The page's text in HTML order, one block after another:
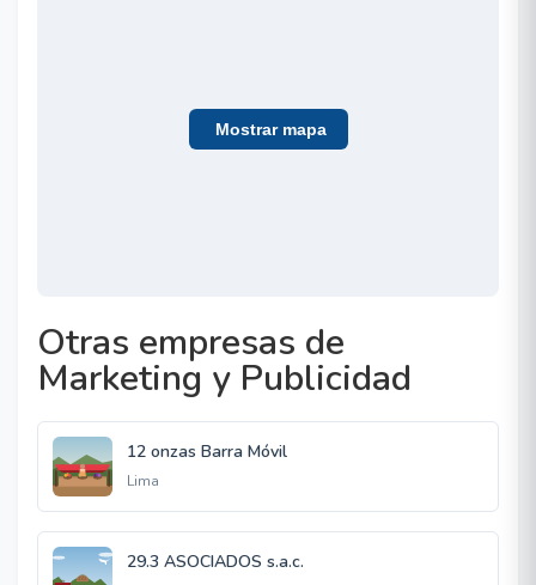
Mostrar mapa
Otras empresas de
Marketing y Publicidad
12 onzas Barra Móvil
Lima
29.3 ASOCIADOS s.a.c.